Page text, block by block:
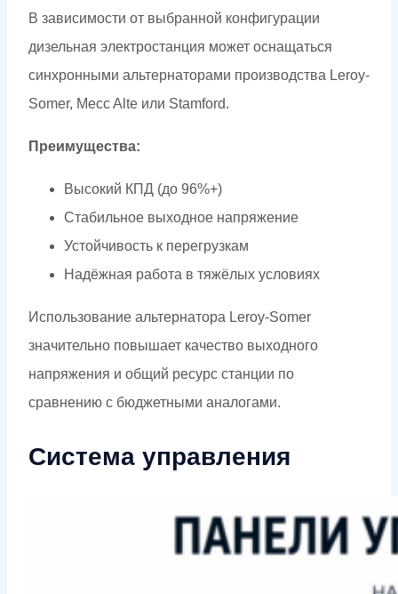
В зависимости от выбранной конфигурации
дизельная электростанция может оснащаться
синхронными альтернаторами производства Leroy-
Somer, Mecc Alte или Stamford.
Преимущества:
Высокий КПД (до 96%+)
Стабильное выходное напряжение
Устойчивость к перегрузкам
Надёжная работа в тяжёлых условиях
Использование альтернатора Leroy-Somer
значительно повышает качество выходного
напряжения и общий ресурс станции по
сравнению с бюджетными аналогами.
Система управления